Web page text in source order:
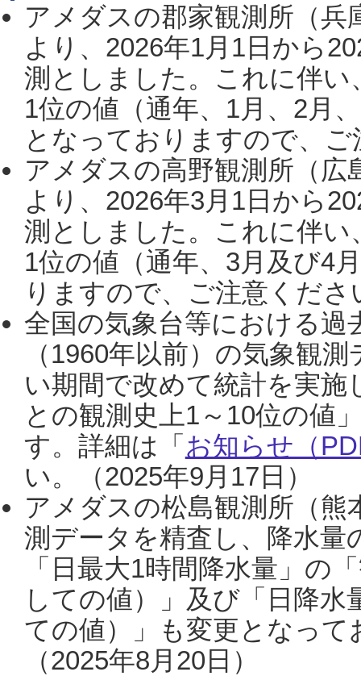
アメダスの郡家観測所（
より、2026年1月1日から
測としました。これに伴い
1位の値（通年、1月、2月
となっておりますので、
アメダスの高野観測所（
より、2026年3月1日から
測としました。これに伴い
1位の値（通年、3月及び4
りますので、ご注意くだ
全国の気象台等における過
（1960年以前）の気象観
い期間で改めて統計を実
との観測史上1～10位の値
す。詳細は「 お知らせ（
い。（2025年9月17日）
アメダスの松島観測所（熊
測データを精査し、降水
「日最大1時間降水量」の
しての値）」及び「日降
ての値）」も変更となっ
（2025年8月20日）